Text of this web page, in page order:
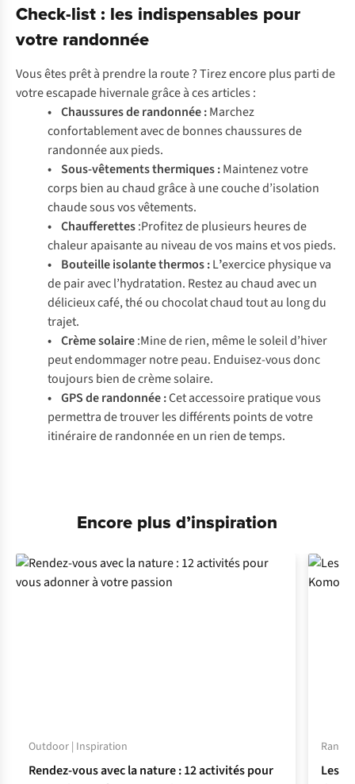
Check-list : les indispensables pour
votre randonnée
Vous êtes prêt à prendre la route ? Tirez encore plus parti de
votre escapade hivernale grâce à ces articles :
• Chaussures de randonnée:Marchez
confortablement avec de bonnes chaussures de
randonnée aux pieds.
• Sous-vêtements thermiques:Maintenez votre
corps bien au chaud grâce à une couche d’isolation
chaude sous vos vêtements.
• Chaufferettes:Profitez de plusieurs heures de
chaleur apaisante au niveau de vos mains et vos pieds.
• Bouteille isolante thermos:L’exercice physique va
de pair avec l’hydratation. Restez au chaud avec un
délicieux café, thé ou chocolat chaud tout au long du
trajet.
• Crème solaire:Mine de rien, même le soleil d’hiver
peut endommager notre peau. Enduisez-vous donc
toujours bien de crème solaire.
• GPS de randonnée:Cet accessoire pratique vous
permettra de trouver les différents points de votre
itinéraire de randonnée en un rien de temps.
Encore plus d’inspiration
Outdoor | Inspiration
Rendez-vous avec la nature : 12 activités pour
Les